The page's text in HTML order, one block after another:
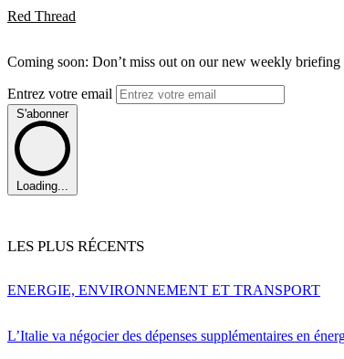
Red Thread
Coming soon: Don’t miss out on our new weekly
Entrez votre email
S'abonner
Loading...
LES PLUS RÉCENTS
L’Italie va négocier des dépenses supplémentaires en
ENERGIE, ENVIRONNEMENT ET TRANSPORT